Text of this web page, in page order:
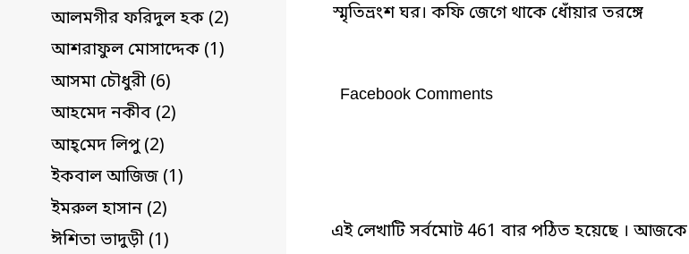
আলমগীর ফরিদুল হক (2)
আশরাফুল মোসাদ্দেক (1)
আসমা চৌধুরী (6)
আহমেদ নকীব (2)
আহ্‌মেদ লিপু (2)
ইকবাল আজিজ (1)
ইমরুল হাসান (2)
ঈশিতা ভাদুড়ী (1)
স্মৃতিভ্রংশ ঘর। কফি জেগে থাকে ধোঁয়ার তরঙ্গে
Facebook Comments
এই লেখাটি সর্বমোট 461 বার পঠিত হয়েছে ।